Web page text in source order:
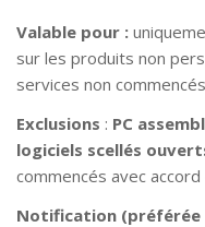
Valable pour :
sur les produits non
services non
Exclusions : PC
logiciels scellés
commencés avec
Notification (préférée